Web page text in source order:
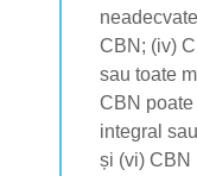
CBN; (iv)
sau toate
CBN
integral
și (vi) CBN